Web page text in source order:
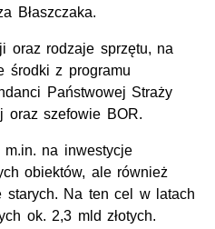
Błaszczaka.
oraz rodzaje sprzętu, na
środki z programu
Państwowej Straży
oraz szefowie BOR.
na inwestycje
obiektów, ale również
starych. Na ten cel w latach
ok. 2,3 mld złotych.